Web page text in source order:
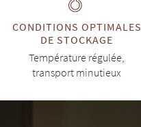
CONDITIONS OPTIMALES
DE STOCKAGE
Température régulée,
transport minutieux